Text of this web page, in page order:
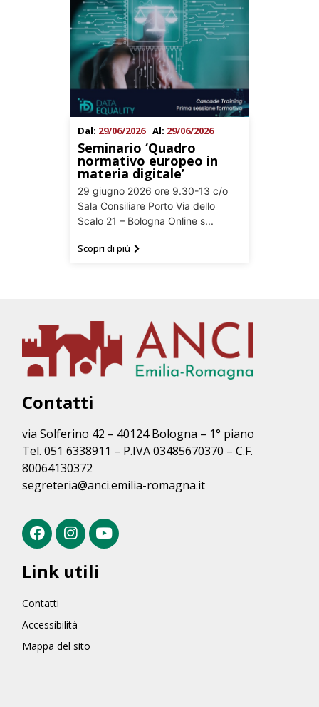
Dal: 29/06/2026 Al: 29/06/2026
Seminario ‘Quadro
normativo europeo in
materia digitale’
29 giugno 2026 ore 9.30-13 c/o
Sala Consiliare Porto Via dello
Scalo 21 – Bologna Online s...
Scopri di più
Contatti
via Solferino 42 – 40124 Bologna – 1° piano
Tel. 051 6338911 – P.IVA 03485670370 – C.F.
80064130372
segreteria@anci.emilia-romagna.it
Link utili
Contatti
Accessibilità
Mappa del sito